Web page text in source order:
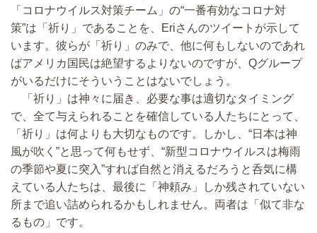
「コロナウイルス対策チーム」の“一番有効なコロナ対
策”は「祈り」であることを、Eriさんのツイートが示して
います。彼らが「祈り」のみで、他に何もしないのであれ
ばアメリカ国民は絶望するよりないのですが、Qグループ
がいるだけにそういうことはないでしょう。
「祈り」は神々に届き、必要な事は適切なタイミング
で、全て与えられることを確信している人たちにとって、
「祈り」は何よりも大切なものです。しかし、“日本は神
風が吹く”と思って何もせず、“新型コロナウイルスは梅雨
の季節や夏に突入”すれば自然と消えるだろうと呑気に構
えている人たちは、最後に「神頼み」しか残されていない
所まで追い詰められるかもしれません。両者は「似て非な
るもの」です。